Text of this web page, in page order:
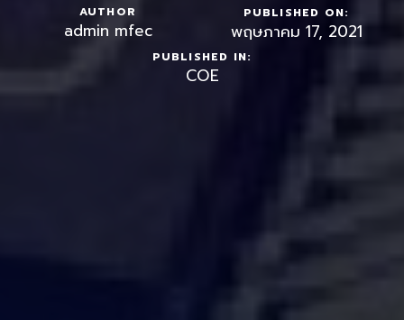
AUTHOR
admin mfec
PUBLISHED ON:
พฤษภาคม 17, 2021
PUBLISHED IN:
COE